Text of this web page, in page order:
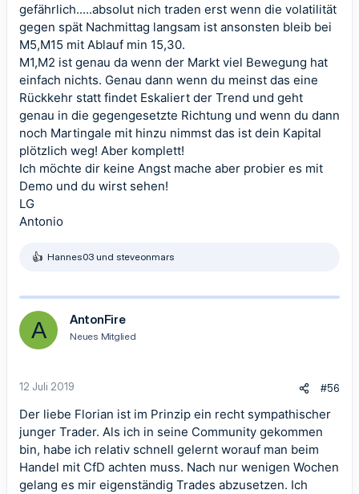
gefährlich.....absolut nich traden erst wenn die volatilität
gegen spät Nachmittag langsam ist ansonsten bleib bei
M5,M15 mit Ablauf min 15,30.
M1,M2 ist genau da wenn der Markt viel Bewegung hat
einfach nichts. Genau dann wenn du meinst das eine
Rückkehr statt findet Eskaliert der Trend und geht
genau in die gegengesetzte Richtung und wenn du dann
noch Martingale mit hinzu nimmst das ist dein Kapital
plötzlich weg! Aber komplett!
Ich möchte dir keine Angst mache aber probier es mit
Demo und du wirst sehen!
LG
Antonio
R
k
t
o
n
Hannes03 und steveonmars
A AntonFire
Neues Mitglied
12 Juli 2019 #56
Der liebe Florian ist im Prinzip ein recht sympathischer
junger Trader. Als ich in seine Community gekommen
bin, habe ich relativ schnell gelernt worauf man beim
Handel mit CfD achten muss. Nach nur wenigen Wochen
gelang es mir eigenständig Trades abzusetzen. Ich